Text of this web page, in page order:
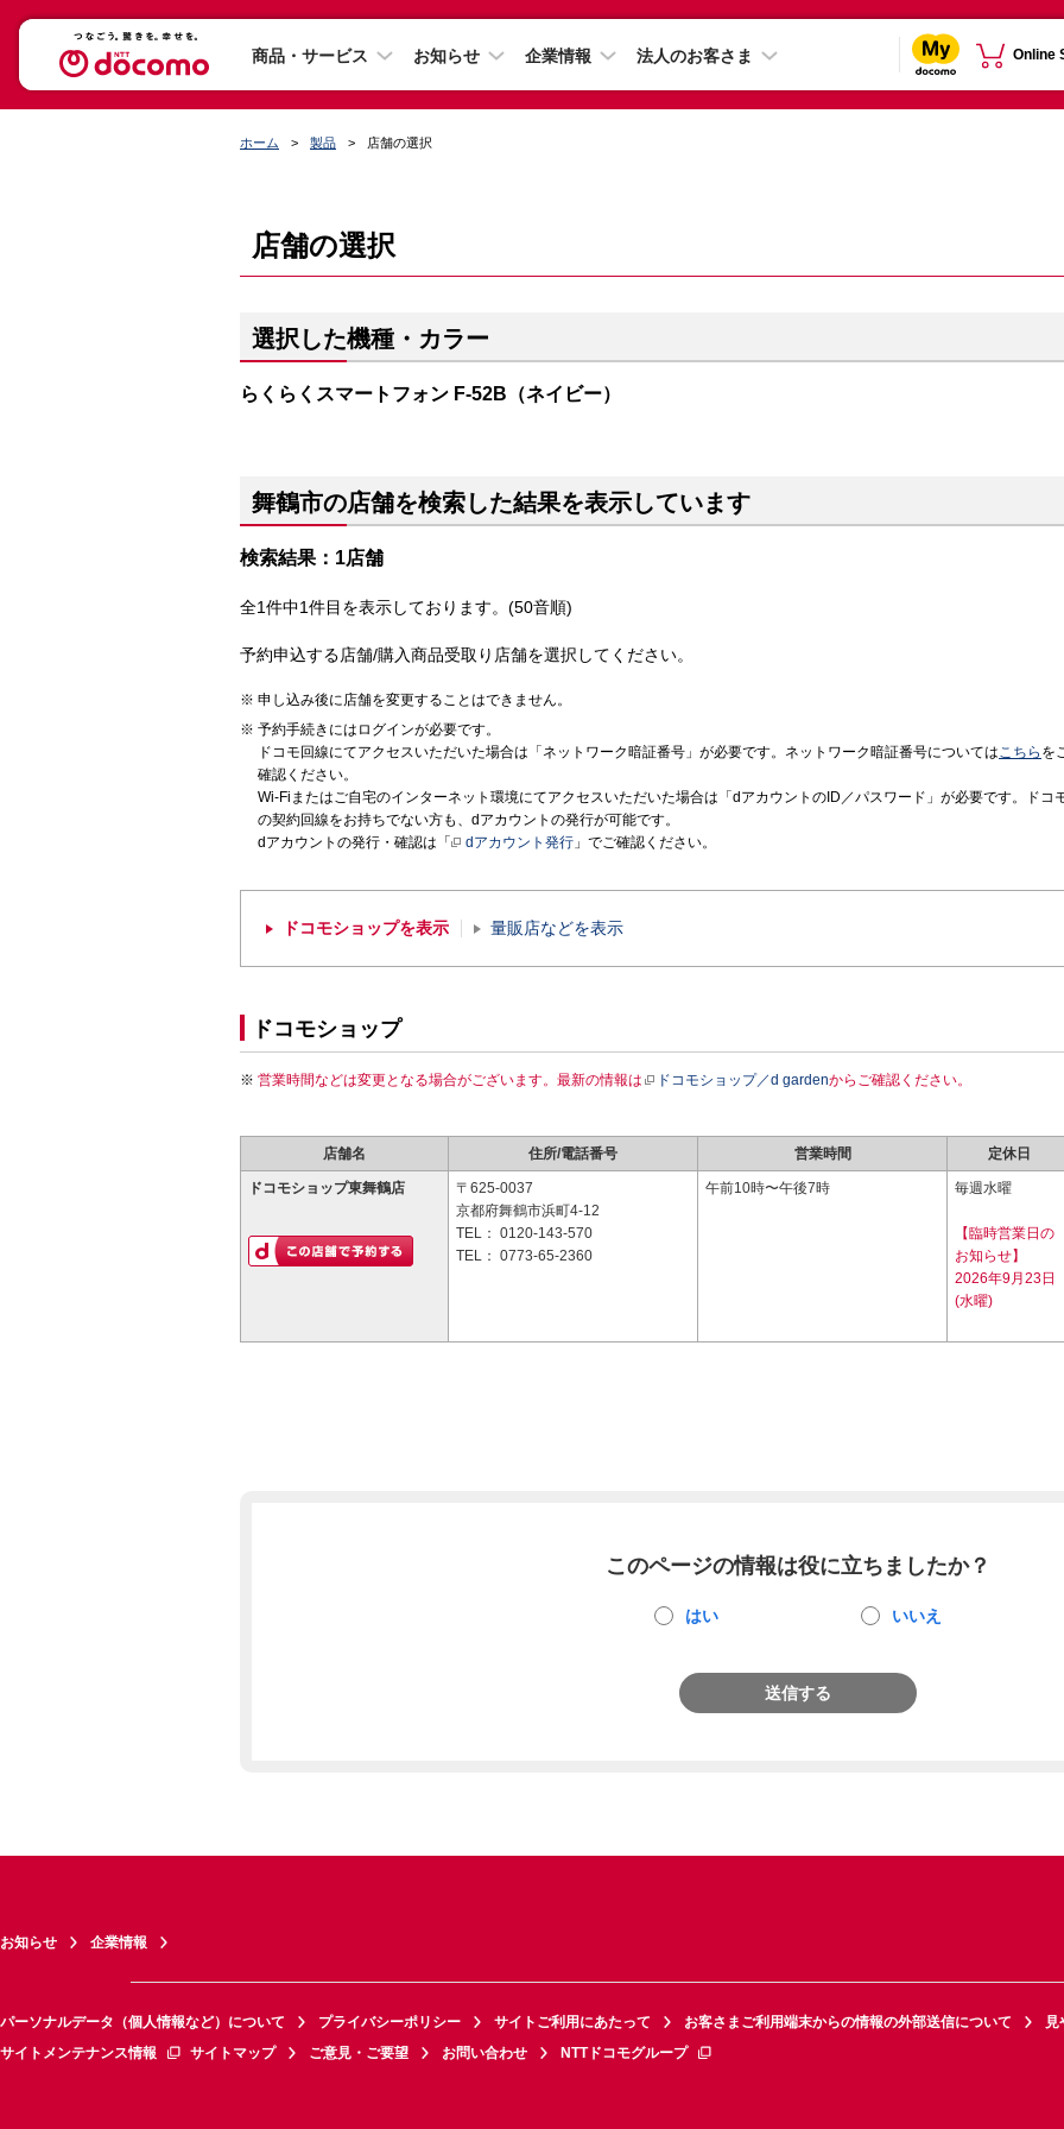
商品・サービス お知らせ 企業情報 法人のお客さま Online
ホーム 製品 店舗の選択
店舗の選択
選択した機種・カラー
らくらくスマートフォン F-52B（ネイビー）
舞鶴市の店舗を検索した結果を表示しています
検索結果：1店舗
全1件中1件目を表示しております。(50音順)
予約申込する店舗/購入商品受取り店舗を選択してください。
申し込み後に店舗を変更することはできません。
予約手続きにはログインが必要です。
ドコモ回線にてアクセスいただいた場合は「ネットワーク暗証番号」が必要です。ネットワーク暗証番号についてはこちら を
確認ください。
Wi-Fiまたはご自宅のインターネット環境にてアクセスいただいた場合は「dアカウントのID／パスワード」が必要です。ドコ
の契約回線をお持ちでない方も、dアカウントの発行が可能です。
dアカウントの発行・確認は「
dアカウント発行 」でご確認ください。
ドコモショップを表示 量販店などを表示
ドコモショップ
営業時間などは変更となる場合がございます。最新の情報は ドコモショップ／d gardenからご確認ください。
店舗名 住所/電話番号 営業時間 定休日
ドコモショップ東舞鶴店
〒625-0037
京都府舞鶴市浜町4-12
TEL： 0120-143-570
TEL： 0773-65-2360
午前10時〜午後7時 毎週水曜
【臨時営業日の
お知らせ】
2026年9月23日
(水曜)
このページの情報は役に立ちましたか？
はい いいえ
送信する
お知らせ 企業情報
パーソナルデータ（個人情報など）について プライバシーポリシー サイトご利用にあたって お客さまご利用端末からの情報の外部送信について
見
サイトメンテナンス情報
サイトマップ ご意見・ご要望 お問い合わせ NTTドコモグループ